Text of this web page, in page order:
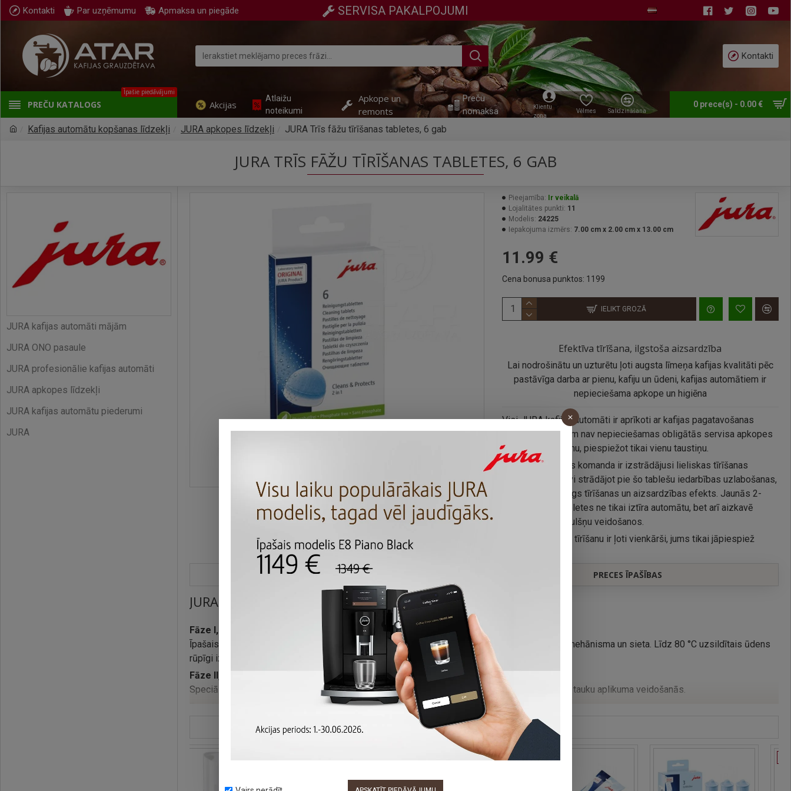
Kontakti Par uzņēmumu Apmaksa un piegāde SERVISA PAKALPOJUMI
Kontakti
PREČU KATALOGS
Īpašie piedāvājumi
Akcijas
Atlaižu
noteikumi
Apkope un
remonts
Preču
nomaksa
Klientu
zona
Vēlmes Salīdzināšana
0 prece(s) - 0.00 €
Kafijas automātu kopšanas līdzekļi JURA apkopes līdzekļi JURA Trīs fāžu tīrīšanas tabletes, 6 gab
JURA TRĪS FĀŽU TĪRĪŠANAS TABLETES, 6 GAB
JURA kafijas automāti mājām
JURA ONO pasaule
JURA profesionālie kafijas automāti
JURA apkopes līdzekļi
JURA kafijas automātu piederumi
JURA
Pieejamība: Ir veikalā
Lojalitātes punkti: 11
Modelis: 24225
Iepakojuma izmērs: 7.00 cm x 2.00 cm x 13.00 cm
11.99 €
Cena bonusa punktos: 1199
IELIKT GROZĀ
Efektīva tīrīšana, ilgstoša aizsardzība
Lai nodrošinātu un uzturētu ļoti augsta līmeņa kafijas kvalitāti pēc
pastāvīga darba ar pienu, kafiju un ūdeni, kafijas automātiem ir
nepieciešama apkope un higiēna
Visi JURA kafijas automāti ir aprīkoti ar kafijas pagatavošanas
mehānismu, kuram nav nepieciešamas obligātās servisa apkopes
un kuri veic tīrīšanu, piespiežot tikai vienu taustiņu.
Mūsu pētniecības komanda ir izstrādājusi lieliskas tīrīšanas
tabletes. Intensīvi strādājot pie šo tablešu iedarbības uzlabošanas,
ir panākts ilglaicīgs tīrīšanas un aizsardzības efekts. Jaunās 2-
fāžu tīrīšanas tabletes ne tikai iztīra automātu, bet arī aizkavē
kafijas tauku nogulšņu veidošanos.
Uzsākt automāta tīrīšanu ir ļoti vienkārši, jums tikai jāpiespiež
ŠAJĀ PAŠĀ PREČU GRUPĀ
APRAKSTS PRECES ĪPAŠĪBAS
JURA Trīs fāžu tīrīšanas tabletes, 6 gab
Fāze I, tīrīšana:
Īpašais tablešu sastāvs efektīvi atbrīvo kafijas tauku slāni un nosēdumus no pagatavošanas mehānisma un sieta. Līdz 80 °C uzsildītais ūdens
rūpīgi izskalo detaļas gan no iekšpuses, gan ārpuses.
Fāze II, aizsardzība:
Speciālās aktīvās daļas apstrādā virsmas un ilgtermiņā pasargā tās no kafijas nogulsnēm un tauku aplikuma veidošanās.
Higiēniski tīrs kafijas automāts, pilnībā gatavs izcilas kvalitātes kafijas pagatavošanai un neizsmeļama baudījuma sniegšanai, piespiežot tikai
JURA kafijas automāta tīrīšanai un aizsardzībai, izmantojiet tikai oriģinālās JURA tīrīšanas tabletes. Tikai šīs tabletes ir precīzi piemērotas